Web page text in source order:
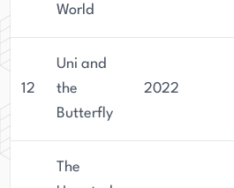
World
12
Uni and
the
Butterfly
2022
The